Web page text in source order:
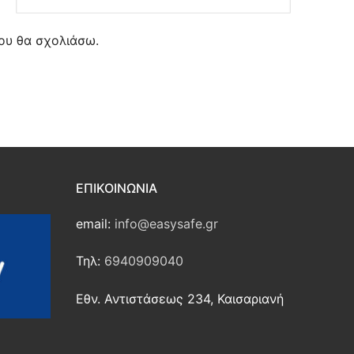
θα σχολιάσω.
ΕΠΙΚΟΙΝΩΝΊΑ
email: info@easysafe.gr
Τηλ: 6940909040
Εθν. Αντιστάσεως 234, Καισαριανή